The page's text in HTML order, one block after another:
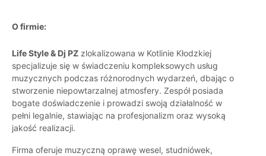
O firmie:
Life Style & Dj PZ zlokalizowana w Kotlinie Kłodzkiej
specjalizuje się w świadczeniu kompleksowych usług
muzycznych podczas różnorodnych wydarzeń, dbając o
stworzenie niepowtarzalnej atmosfery. Zespół posiada
bogate doświadczenie i prowadzi swoją działalność w
pełni legalnie, stawiając na profesjonalizm oraz wysoką
jakość realizacji.
Firma oferuje muzyczną oprawę wesel, studniówek,